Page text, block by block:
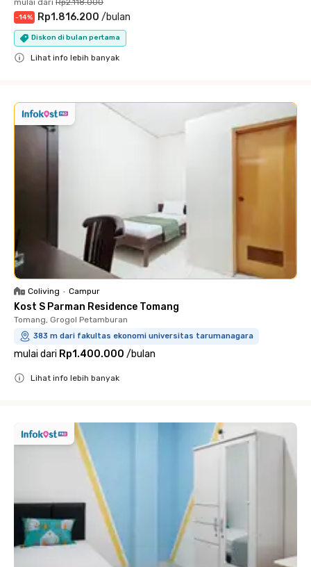
-14% Rp1.816.200 /bulan
Diskon di bulan pertama
Lihat info lebih banyak
Coliving • Campur
Kost S Parman Residence Tomang
Tomang, Grogol Petamburan
383 m dari fakultas ekonomi universitas tarumanagara
mulai dari Rp1.400.000 /bulan
Lihat info lebih banyak